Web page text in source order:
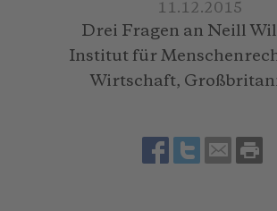
11.12.2015
Drei Fragen an Neill
Institut für
Wirtschaft,